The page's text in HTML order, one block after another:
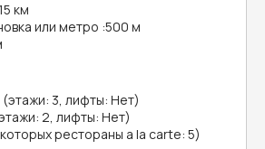
км
или метро :500 м
(этажи: 3, лифты: Нет)
2, лифты: Нет)
рестораны a la carte: 5)